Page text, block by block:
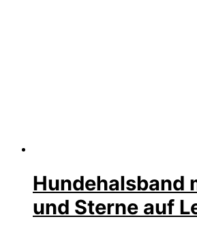
Hundehalsband
und Sterne auf